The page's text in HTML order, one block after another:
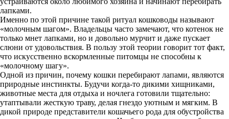
лапками.
Именно по этой причине такой ритуал кошководы называют
«молочным шагом». Владельцы часто замечают, что котенок не
только мнет лапками, но и довольно мурчит и даже пускает
слюни от удовольствия. В пользу этой теории говорит тот факт,
что искусственно вскормленные питомцы не способны к
«молочному шагу».
Одной из причин, почему кошки перебирают лапами, являются
природные инстинкты. Будучи когда-то дикими хищниками,
животные места для отдыха и ночлега готовили тщательно:
утаптывали жесткую траву, делая гнездо уютным и мягким. В
дикой природе представители кошачьего рода для обустройства